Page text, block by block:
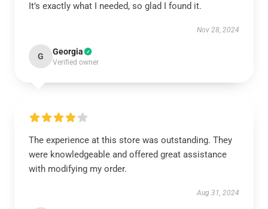
It’s exactly what I needed, so glad I found it.
Nov 28, 2024
G Georgia
Verified owner
The experience at this store was outstanding. They
were knowledgeable and offered great assistance
with modifying my order.
Aug 31, 2024